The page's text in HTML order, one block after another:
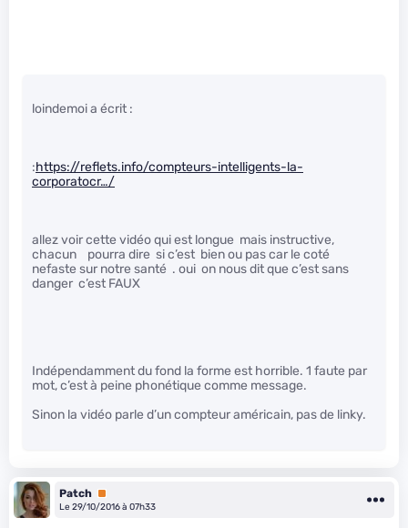
loindemoi a écrit :
:https://reflets.info/compteurs-intelligents-la-
corporatocr…/
allez voir cette vidéo qui est longue mais instructive,
chacun pourra dire si c’est bien ou pas car le coté
nefaste sur notre santé . oui on nous dit que c’est sans
danger c’est FAUX
Indépendamment du fond la forme est horrible. 1 faute par
mot, c’est à peine phonétique comme message.
Sinon la vidéo parle d’un compteur américain, pas de linky.
Patch Premium
Le 29/10/2016 à 07h33